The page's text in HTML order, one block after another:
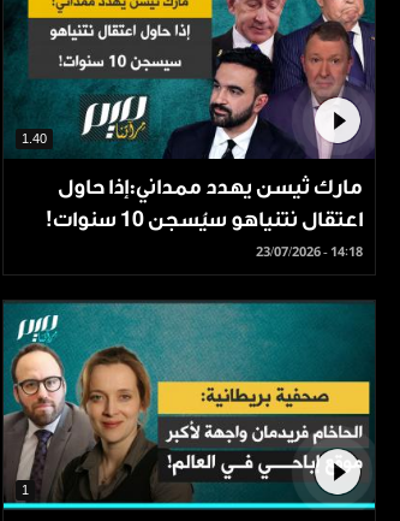
1.40
مارك ثيسن يهدد ممداني:إذا حاول
اعتقال نتنياهو سيُسجن 10 سنوات!
23/07/2026 - 14:18
1